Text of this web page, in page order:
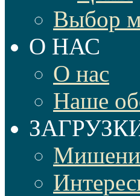
Выбор
О НАС
О нас
Наше
Мишени